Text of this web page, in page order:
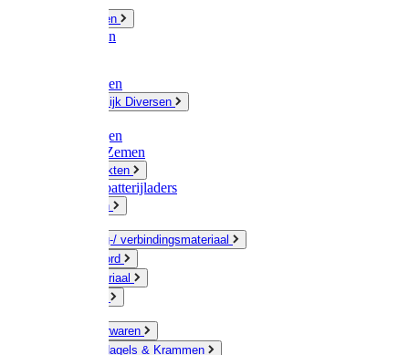
Olie / Vetten
Chemicalien
Plasticzakken
Huishoudelijk Diversen
Zaksluitingen
Sponzen / Zemen
Zeepprodukten
Batterij & batterijladers
Zaklampen
Verpakking-/ verbindingsmateriaal
Touw / Koord
Afdekmateriaal
Kleine ijzerwaren
Spijkers, Nagels & Krammen